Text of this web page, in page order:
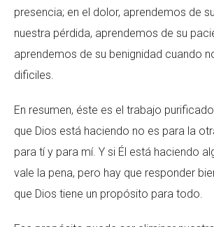
presencia; en el dolor, aprendemos de
nuestra pérdida, aprendemos de su
aprendemos de su benignidad cuando
dificiles.
En resumen, éste es el trabajo
que Dios está haciendo no es para la
para tí y para mí. Y si Él está haciendo
vale la pena, pero hay que responder
que Dios tiene un propósito para todo.